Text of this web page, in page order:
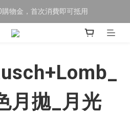
館滿$699免運
物金，首次消費即可抵用
友，送$50購物金！
月拋_月光